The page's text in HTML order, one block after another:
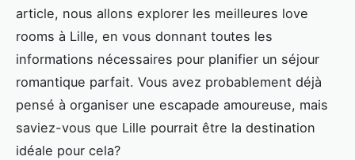
article, nous allons explorer les meilleures love
rooms à Lille, en vous donnant toutes les
informations nécessaires pour planifier un séjour
romantique parfait. Vous avez probablement déjà
pensé à organiser une escapade amoureuse, mais
saviez-vous que Lille pourrait être la destination
idéale pour cela?